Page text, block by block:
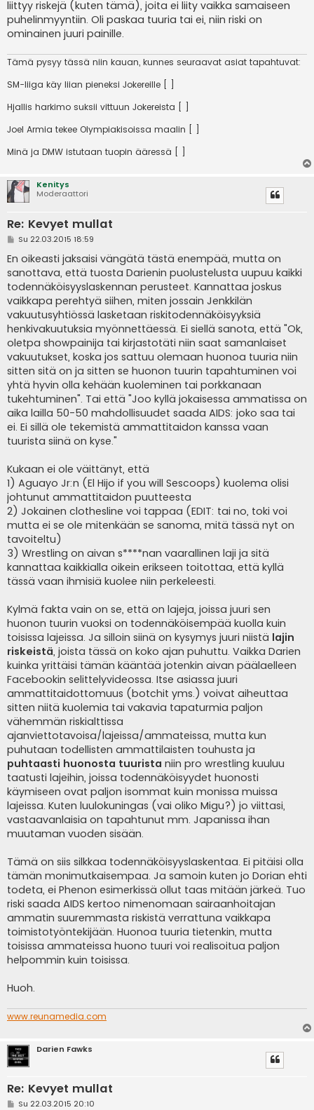
liittyy riskejä (kuten tämä), joita ei liity vaikka samaiseen
puhelinmyyntiin. Oli paskaa tuuria tai ei, niin riski on
ominainen juuri painille.
Tämä pysyy tässä niin kauan, kunnes seuraavat asiat tapahtuvat:
SM-liiga käy liian pieneksi Jokereille [ ]
Hjallis harkimo suksii vittuun Jokereista [ ]
Joel Armia tekee Olympiakisoissa maalin [ ]
Minä ja DMW istutaan tuopin ääressä [ ]
Kenitys
Moderaattori
Re: Kevyet mullat
V
e
s
t
i
Su 22.03.2015 18:59
En oikeasti jaksaisi vängätä tästä enempää, mutta on
sanottava, että tuosta Darienin puolustelusta uupuu kaikki
todennäköisyyslaskennan perusteet. Kannattaa joskus
vaikkapa perehtyä siihen, miten jossain Jenkkilän
vakuutusyhtiössä lasketaan riskitodennäköisyyksiä
henkivakuutuksia myönnettäessä. Ei siellä sanota, että "Ok,
oletpa showpainija tai kirjastotäti niin saat samanlaiset
vakuutukset, koska jos sattuu olemaan huonoa tuuria niin
sitten sitä on ja sitten se huonon tuurin tapahtuminen voi
yhtä hyvin olla kehään kuoleminen tai porkkanaan
tukehtuminen". Tai että "Joo kyllä jokaisessa ammatissa on
aika lailla 50-50 mahdollisuudet saada AIDS: joko saa tai
ei. Ei sillä ole tekemistä ammattitaidon kanssa vaan
tuurista siinä on kyse."
Kukaan ei ole väittänyt, että
1) Aguayo Jr:n (El Hijo if you will Sescoops) kuolema olisi
johtunut ammattitaidon puutteesta
2) Jokainen clothesline voi tappaa (EDIT: tai no, toki voi
mutta ei se ole mitenkään se sanoma, mitä tässä nyt on
tavoiteltu)
3) Wrestling on aivan s****nan vaarallinen laji ja sitä
kannattaa kaikkialla oikein erikseen toitottaa, että kyllä
tässä vaan ihmisiä kuolee niin perkeleesti.
Kylmä fakta vain on se, että on lajeja, joissa juuri sen
huonon tuurin vuoksi on todennäköisempää kuolla kuin
toisissa lajeissa. Ja silloin siinä on kysymys juuri niistä lajin
riskeistä, joista tässä on koko ajan puhuttu. Vaikka Darien
kuinka yrittäisi tämän kääntää jotenkin aivan päälaelleen
Facebookin selittelyvideossa. Itse asiassa juuri
ammattitaidottomuus (botchit yms.) voivat aiheuttaa
sitten niitä kuolemia tai vakavia tapaturmia paljon
vähemmän riskialttissa
ajanviettotavoisa/lajeissa/ammateissa, mutta kun
puhutaan todellisten ammattilaisten touhusta ja
puhtaasti huonosta tuurista niin pro wrestling kuuluu
taatusti lajeihin, joissa todennäköisyydet huonosti
käymiseen ovat paljon isommat kuin monissa muissa
lajeissa. Kuten luulokuningas (vai oliko Migu?) jo viittasi,
vastaavanlaisia on tapahtunut mm. Japanissa ihan
muutaman vuoden sisään.
Tämä on siis silkkaa todennäköisyyslaskentaa. Ei pitäisi olla
tämän monimutkaisempaa. Ja samoin kuten jo Dorian ehti
todeta, ei Phenon esimerkissä ollut taas mitään järkeä. Tuo
riski saada AIDS kertoo nimenomaan sairaanhoitajan
ammatin suuremmasta riskistä verrattuna vaikkapa
toimistotyöntekijään. Huonoa tuuria tietenkin, mutta
toisissa ammateissa huono tuuri voi realisoitua paljon
helpommin kuin toisissa.
Huoh.
www.reunamedia.com
Darien Fawks
Re: Kevyet mullat
VSu 22.03.2015 20:10